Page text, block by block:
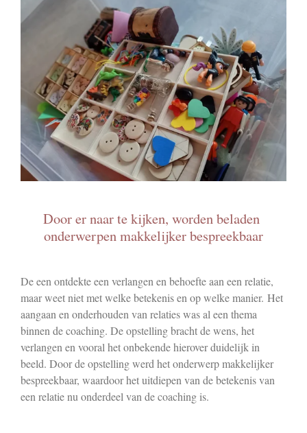
Door er naar te kijken, worden beladen
onderwerpen makkelijker bespreekbaar
De een ontdekte een verlangen en behoefte aan een relatie,
maar weet niet met welke betekenis en op welke manier. Het
aangaan en onderhouden van relaties was al een thema
binnen de coaching. De opstelling bracht de wens, het
verlangen en vooral het onbekende hierover duidelijk in
beeld. Door de opstelling werd het onderwerp makkelijker
bespreekbaar, waardoor het uitdiepen van de betekenis van
een relatie nu onderdeel van de coaching is.